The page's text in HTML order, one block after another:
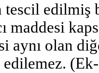
tescil edilmiş
maddesi
aynı olan
edilemez.